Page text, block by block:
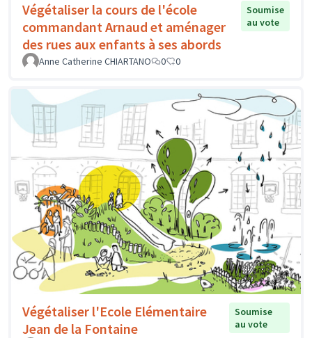
Végétaliser la cours de l'école
commandant Arnaud et aménager
des rues aux enfants à ses abords
Soumise
au vote
Anne Catherine CHIARTANO 0 0
Végétaliser l'Ecole Elémentaire
Jean de la Fontaine
Soumise
au vote